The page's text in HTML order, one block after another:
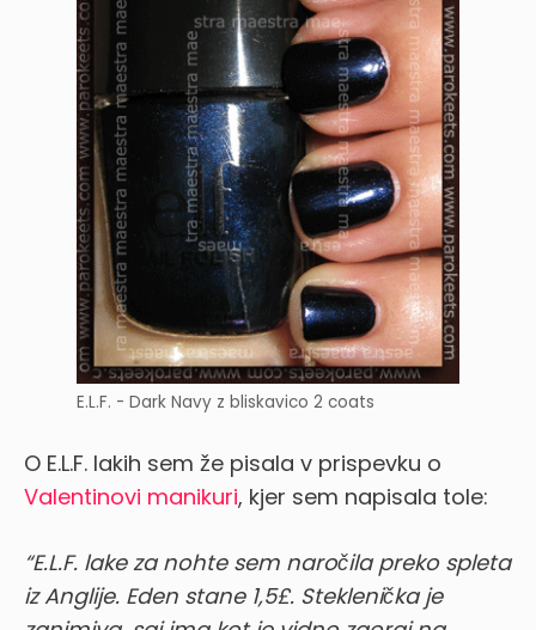
E.L.F. - Dark Navy z bliskavico 2 coats
O E.L.F. lakih sem že pisala v prispevku o
Valentinovi manikuri, kjer sem napisala tole:
“E.L.F. lake za nohte sem naročila preko spleta
iz Anglije. Eden stane 1,5£. Steklenička je